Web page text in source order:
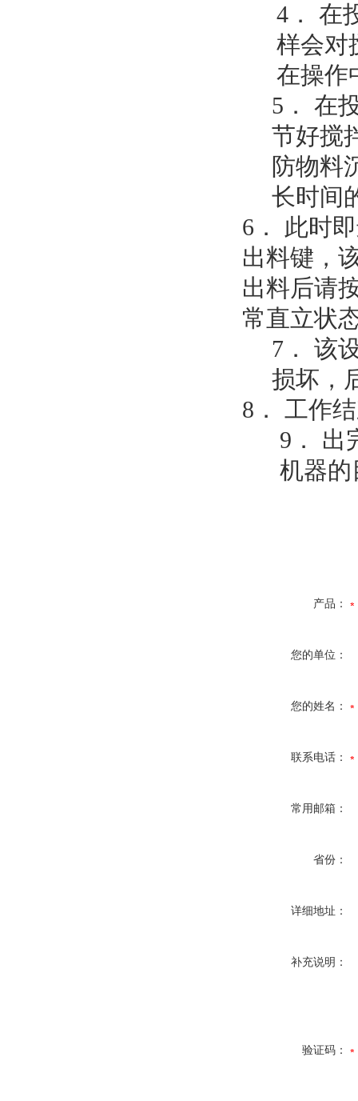
4． 在
样会对
在操作
5． 在
节好搅
防物料
长时间
6． 此时
出料键，
出料后请
常直立状
7． 该
损坏，
8． 工作
9． 出
机器的
产品：
您的单位：
您的姓名：
联系电话：
常用邮箱：
省份：
详细地址：
补充说明：
验证码：